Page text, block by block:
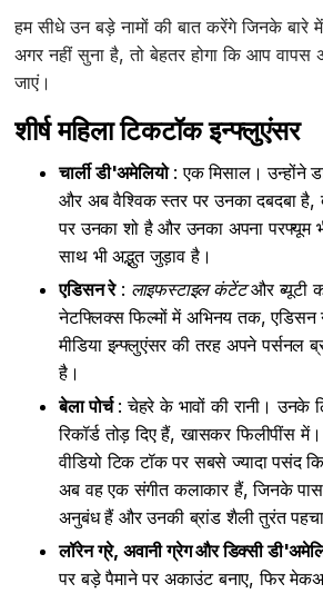
हम सीधे उन बड़े नामों की बात करेंगे जिनके बारे
अगर नहीं सुना है, तो बेहतर होगा कि आप वापस
जाएं।
शीर्ष महिला टिकटॉक इन्फ्लुएंसर
चार्ली डी'अमेलियो: एक मिसाल। उन्होंने
और अब वैश्विक स्तर पर उनका दबदबा है,
पर उनका शो है और उनका अपना
साथ भी अद्भुत जुड़ाव है।
एडिसन रे: लाइफस्टाइल कंटेंटऔर ब्यूटी
नेटफ्लिक्स फिल्मों में अभिनय तक,
मीडिया इन्फ्लुएंसर की तरह अपने पर्सनल
है।
बेला पोर्च: चेहरे के भावों की रानी। उनके
रिकॉर्ड तोड़ दिए हैं, खासकर फिलीपींस
वीडियो टिक टॉक पर सबसे ज्यादा पसंद
अब वह एक संगीत कलाकार हैं, जिनके
अनुबंध हैं और उनकी ब्रांड शैली तुरंत
लॉरेन ग्रे, अवानी ग्रेग और डिक्सी
पर बड़े पैमाने पर अकाउंट बनाए, फिर